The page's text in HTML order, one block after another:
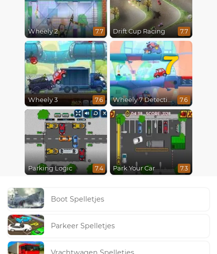
Wheely 2 7.7 Drift Cup Racing 7.7
Wheely 3 7.6
7
Wheely 7 Detective 7.6
Parking Logic 7.4 Park Your Car 7.3
Boot Spelletjes
Parkeer Spelletjes